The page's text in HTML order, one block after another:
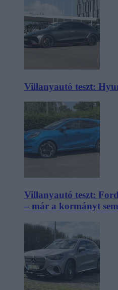
Villanyautó teszt:
Villanyautó teszt:
– már a kormányt